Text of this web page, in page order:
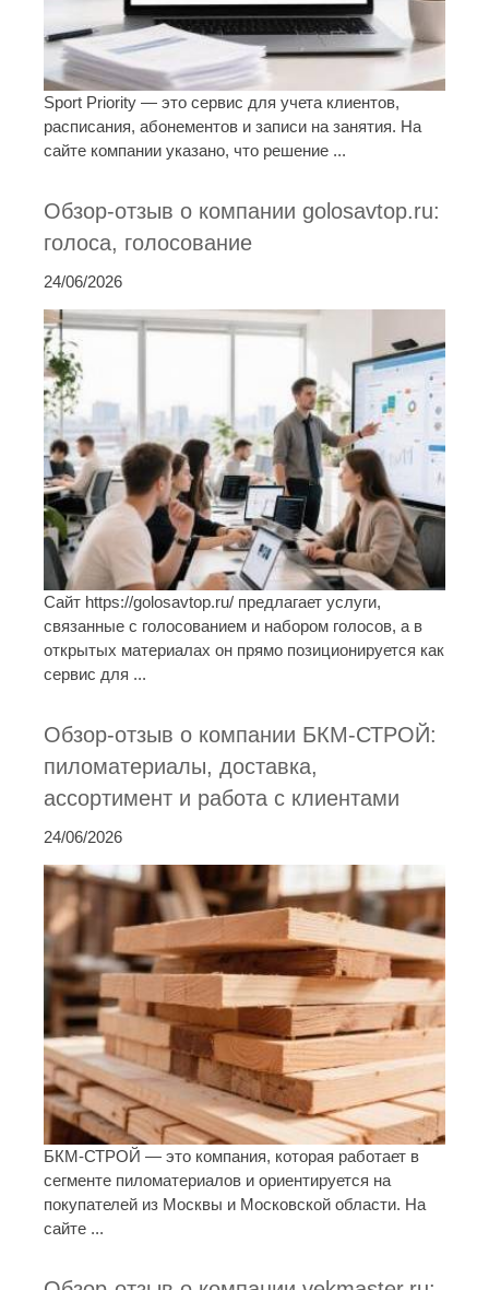
Sport Priority — это сервис для учета клиентов,
расписания, абонементов и записи на занятия. На
сайте компании указано, что решение ...
Обзор-отзыв о компании golosavtop.ru:
голоса, голосование
24/06/2026
Сайт https://golosavtop.ru/ предлагает услуги,
связанные с голосованием и набором голосов, а в
открытых материалах он прямо позиционируется как
сервис для ...
Обзор-отзыв о компании БКМ-СТРОЙ:
пиломатериалы, доставка,
ассортимент и работа с клиентами
24/06/2026
БКМ-СТРОЙ — это компания, которая работает в
сегменте пиломатериалов и ориентируется на
покупателей из Москвы и Московской области. На
сайте ...